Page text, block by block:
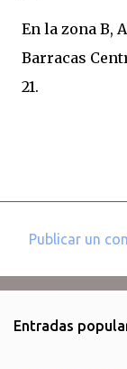
En la zona B,
Barracas
21.
e
Publicar un
Entradas